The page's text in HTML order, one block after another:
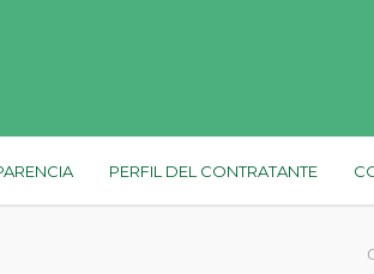
PERFIL DEL CONTRATANTE